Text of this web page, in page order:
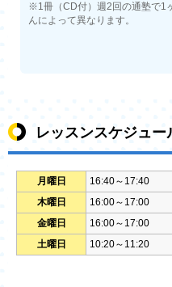
※1冊（CD付）週2回の通塾で1
んによって異なります。
レッスンスケジュー
月曜日 16:40～17:40
木曜日
16:00～17:00
金曜日
16:00～17:00
土曜日
10:20～11:20